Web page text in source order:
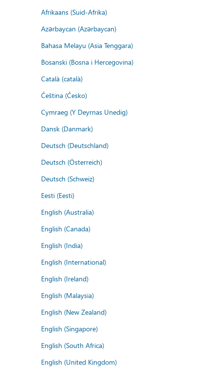
Afrikaans (Suid-Afrika)
Azərbaycan (Azərbaycan)
Bahasa Melayu (Asia Tenggara)
Bosanski (Bosna i Hercegovina)
Català (català)
Čeština (Česko)
Cymraeg (Y Deyrnas Unedig)
Dansk (Danmark)
Deutsch (Deutschland)
Deutsch (Österreich)
Deutsch (Schweiz)
Eesti (Eesti)
English (Australia)
English (Canada)
English (India)
English (International)
English (Ireland)
English (Malaysia)
English (New Zealand)
English (Singapore)
English (South Africa)
English (United Kingdom)